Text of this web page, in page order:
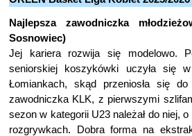
Najlepsza zawodniczka
Sosnowiec)
Jej kariera rozwija się modelowo.
seniorskiej koszykówki uczyła się
Łomiankach, skąd przeniosła się
zawodniczka KLK, z pierwszymi
sezon w kategorii U23 należał do niej,
rozgrywkach. Dobra forma na